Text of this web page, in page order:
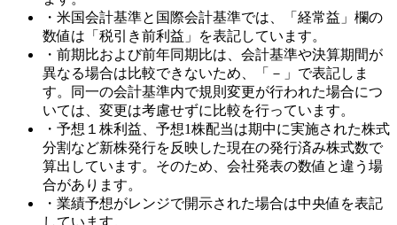
・米国会計基準と国際会計基準では、「経常益」欄の
数値は「税引き前利益」を表記しています。
・前期比および前年同期比は、会計基準や決算期間が
異なる場合は比較できないため、「－」で表記しま
す。同一の会計基準内で規則変更が行われた場合につ
いては、変更は考慮せずに比較を行っています。
・予想１株利益、予想1株配当は期中に実施された株式
分割など新株発行を反映した現在の発行済み株式数で
算出しています。そのため、会社発表の数値と違う場
合があります。
・業績予想がレンジで開示された場合は中央値を表記
しています。